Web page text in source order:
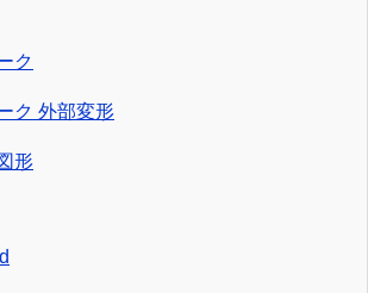
ク
ク 外部変形
形